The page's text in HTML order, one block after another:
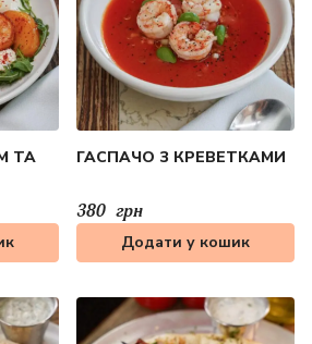
ТА
ГАСПАЧО З КРЕВЕТКАМИ
Додати у кошик
380 грн